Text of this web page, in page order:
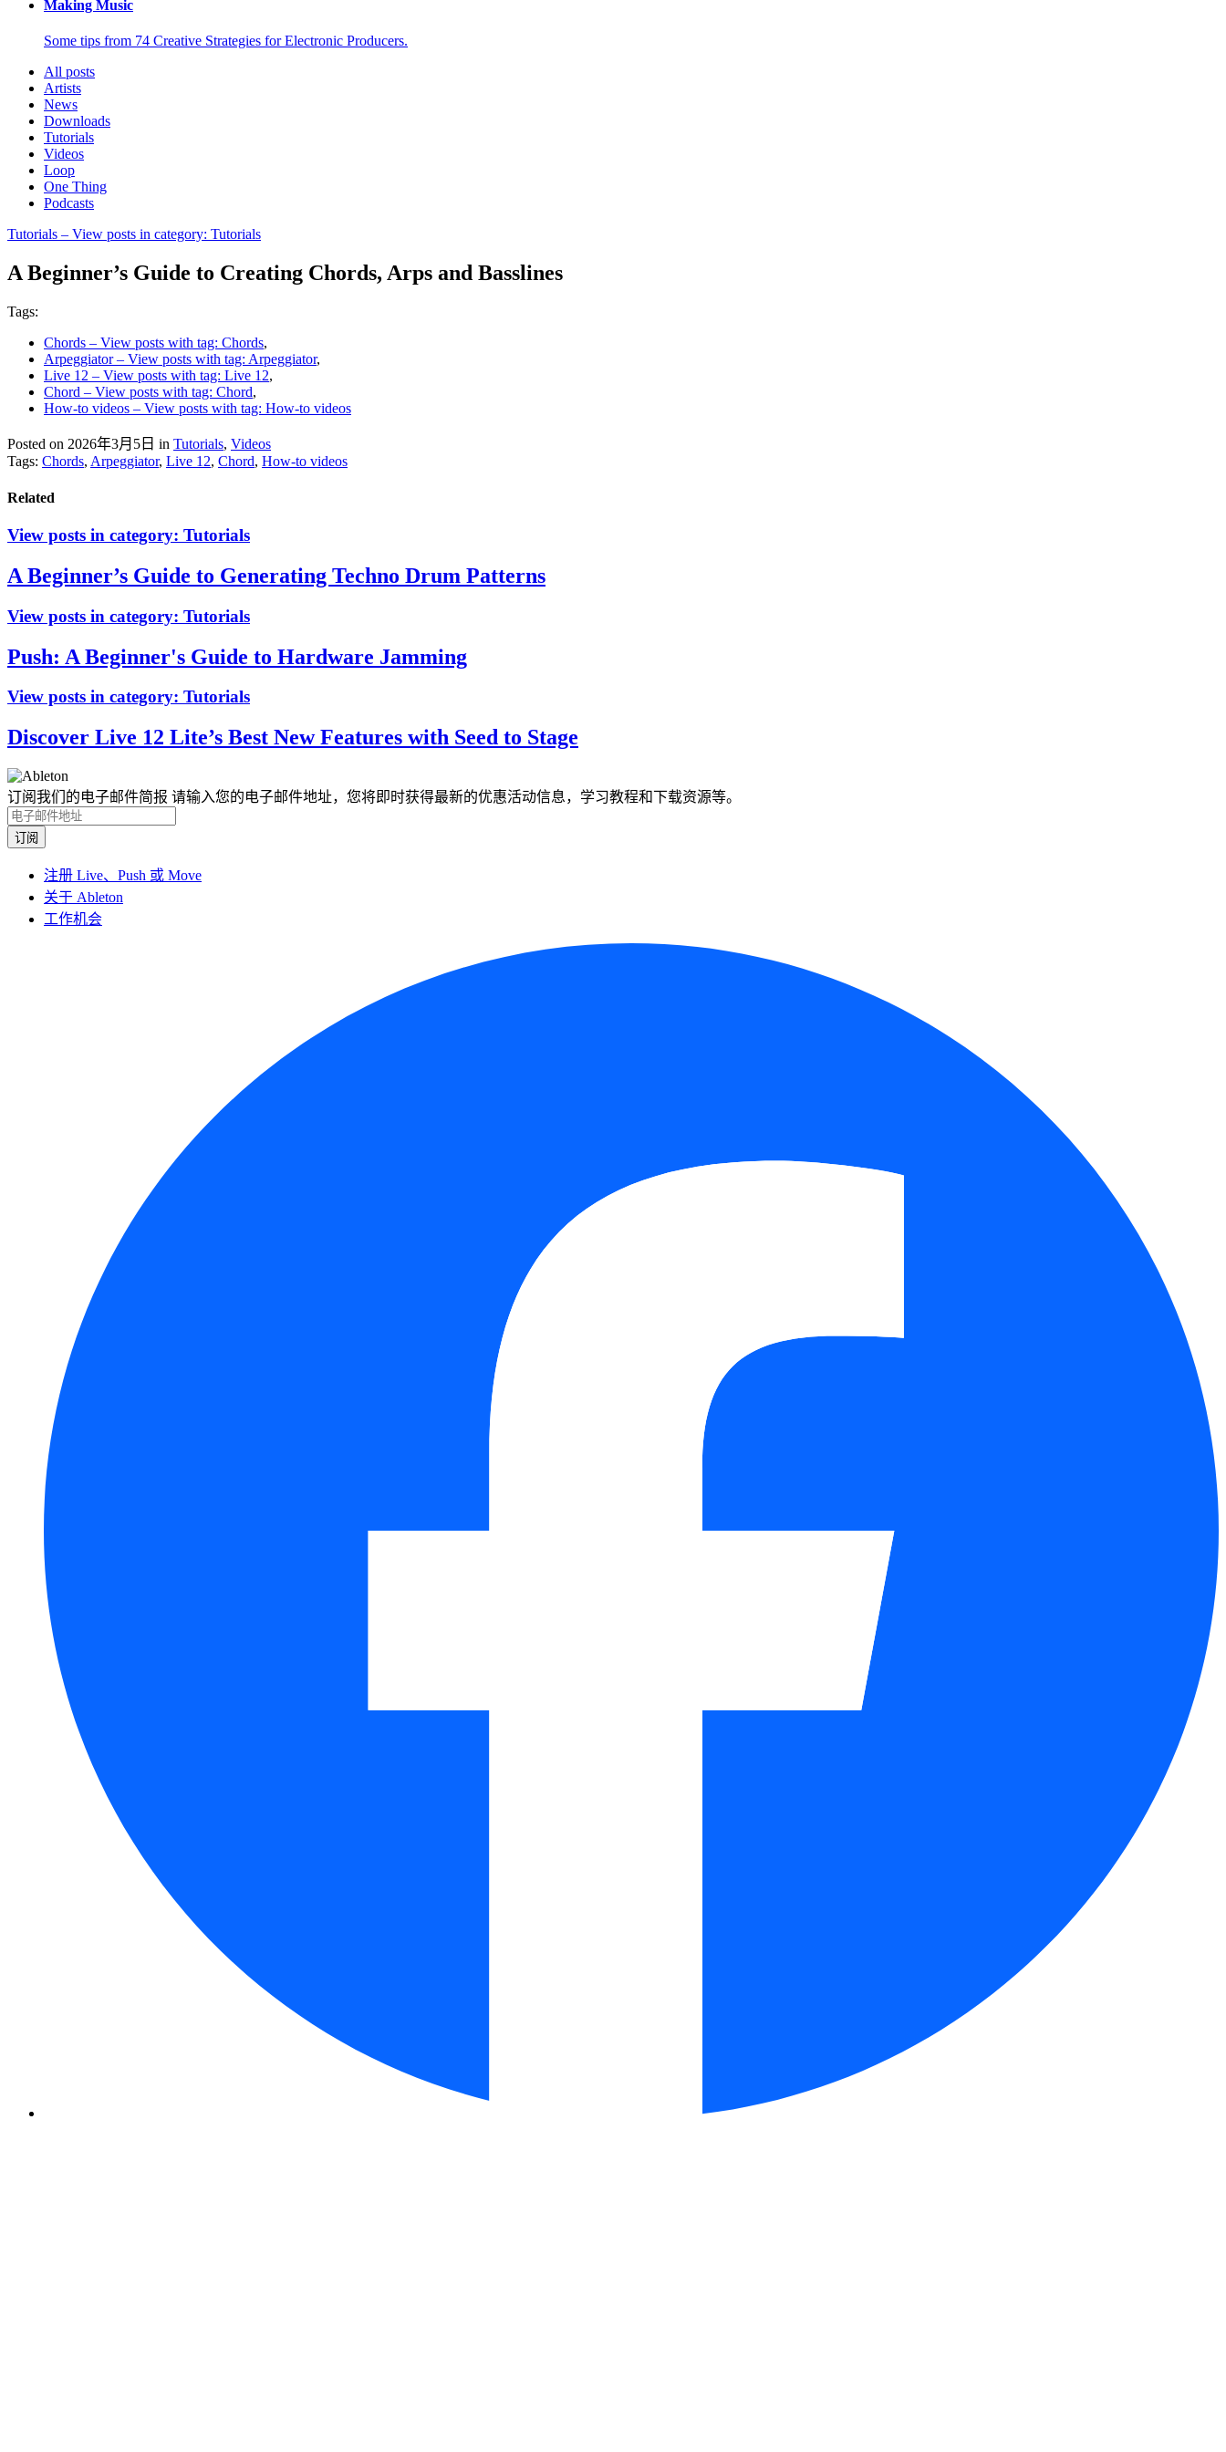
Making Music
Some tips from 74 Creative Strategies for Electronic Producers.
All posts
Artists
News
Downloads
Tutorials
Videos
Loop
One Thing
Podcasts
Tutorials – View posts in category: Tutorials
A Beginner’s Guide to Creating Chords, Arps and Basslines
Tags:
Chords – View posts with tag: Chords,
Arpeggiator– View posts with tag: Arpeggiator,
Live 12 – View posts with tag: Live 12,
Chord – View posts with tag: Chord,
How-to videos – View posts with tag: How-to videos
Posted on 2026年3月5日 in Tutorials, Videos
Tags: Chords, Arpeggiator, Live 12, Chord, How-to videos
Related
View posts in category: Tutorials
A Beginner’s Guide to Generating Techno Drum Patterns
View posts in category: Tutorials
Push: A Beginner's Guide to Hardware Jamming
View posts in category: Tutorials
Discover Live 12 Lite’s Best New Features with Seed to Stage
订阅我们的电子邮件简报 请输入您的电子邮件地址，您将即时获得最新的优惠活动信息，学习教程和下载资源等。
注册 Live、Push 或 Move
关于 Ableton
工作机会